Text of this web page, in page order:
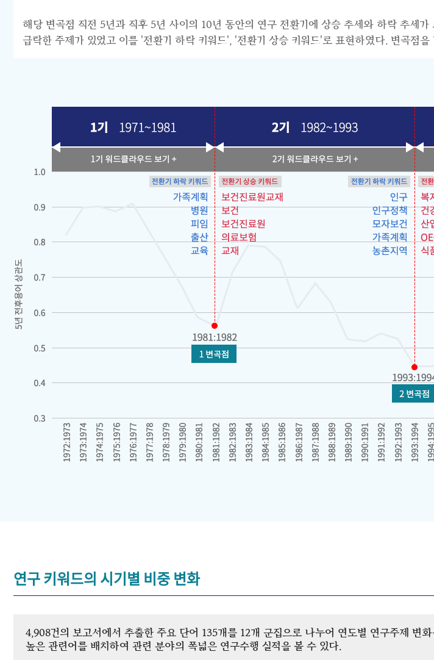
해당 변곡점 직전 5년과 직후 5년 사이의 10년 동안의 연구 전환기에 상승 추세와 하락 추세
급락한 주제가 있었고 이를 '전환기 하락 키워드', '전환기 상승 키워드'로 표현하였다. 변곡점
연구 키워드의 시기별 비중 변화
4,908건의 보고서에서 추출한 주요 단어 135개를 12개 군집으로 나누어 연도별 연구주제 변
높은 관련어를 배치하여 관련 분야의 폭넓은 연구수행 실적을 볼 수 있다.